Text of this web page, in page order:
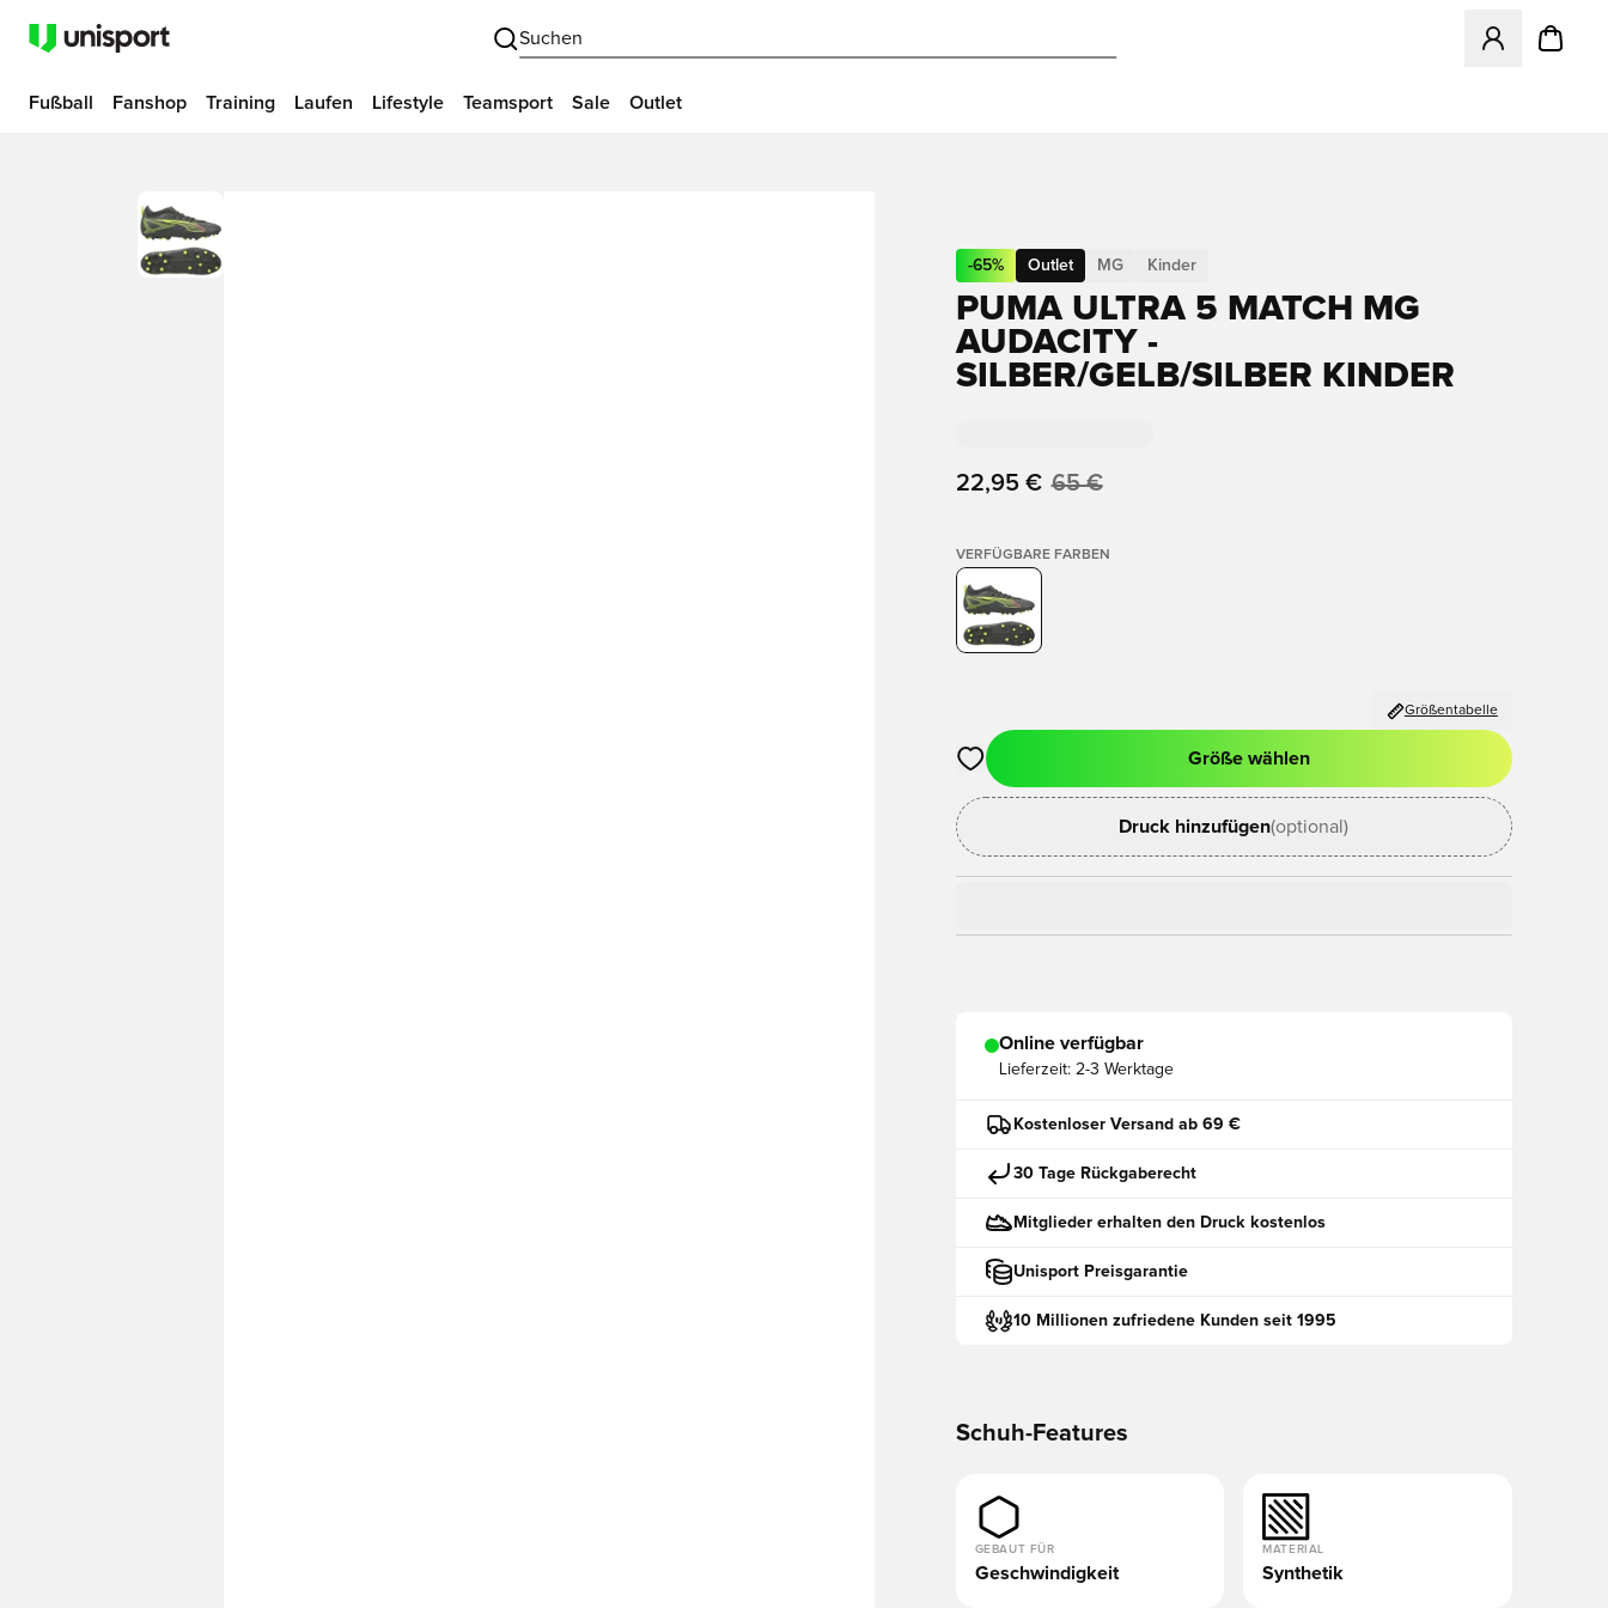
Suchen
Öffnet ein
Fußball Fanshop Training Laufen Lifestyle Teamsport Sale Outlet
-65% Outlet MG Kinder
PUMA ULTRA 5 MATCH MG
AUDACITY -
SILBER/GELB/SILBER KINDER
22,95 € 65 €
VERFÜGBARE FARBEN
Größentabelle
Öffnet ein neues Fenster zum Anmelden oder Registrieren als Mitglied
Größe wählen
Druck hinzufügen(optional)
Online verfügbar
Lieferzeit: 2-3 Werktage
Kostenloser Versand ab 69 €
30 Tage Rückgaberecht
Mitglieder erhalten den Druck kostenlos
Unisport Preisgarantie
10 Millionen zufriedene Kunden seit 1995
Schuh-Features
GEBAUT FÜR
Geschwindigkeit
MATERIAL
Synthetik